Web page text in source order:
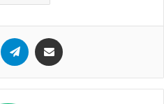
WhatsAppTelegram